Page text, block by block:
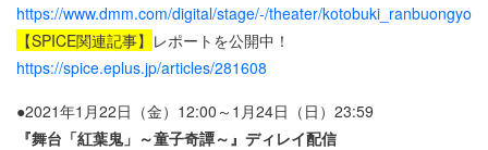
https://www.dmm.com/digital/stage/-/theater/
【SPICE関連記事】 レポートを公開中！
https://spice.eplus.jp/articles/281608
●2021年1月22日（金）12:00～1月24日（日）23:59
『舞台「紅葉鬼」～童子奇譚～』ディレイ配信